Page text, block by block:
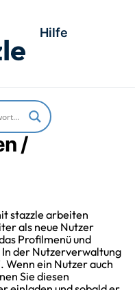
Hilfe
/
stazzle arbeiten
als neue Nutzer
Profilmenü und
der Nutzerverwaltung
Wenn ein Nutzer auch
Sie diesen